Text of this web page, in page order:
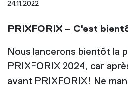
24.11.2022
PRIXFORIX – C'est
Nous lancerons bientôt la
PRIXFORIX 2024, car
avant PRIXFORIX! Ne